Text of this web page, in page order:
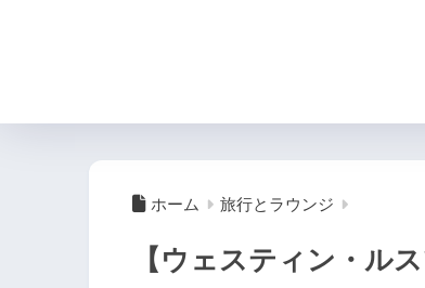
ホーム 旅行とラウンジ
【ウェスティン・ル